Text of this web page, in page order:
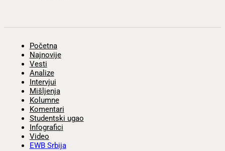
Početna
Najnovije
Vesti
Analize
Intervjui
Mišljenja
Kolumne
Komentari
Studentski ugao
Infografici
Video
EWB Srbija